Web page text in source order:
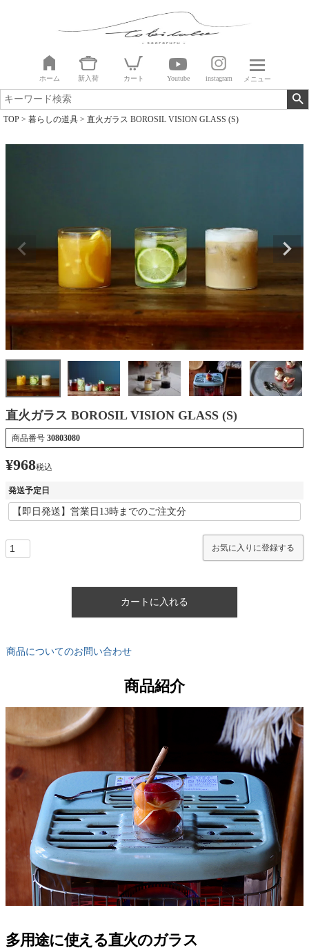
ホーム 新入荷 カート Youtube instagram メニュー
TOP 暮らしの道具 直火ガラス BOROSIL VISION GLASS (S)
直火ガラス BOROSIL VISION GLASS (S)
商品番号 30803080
¥968税込
発送予定日
お気に入りに登録する
カートに入れる
商品についてのお問い合わせ
商品紹介
多用途に使える直火のガラス